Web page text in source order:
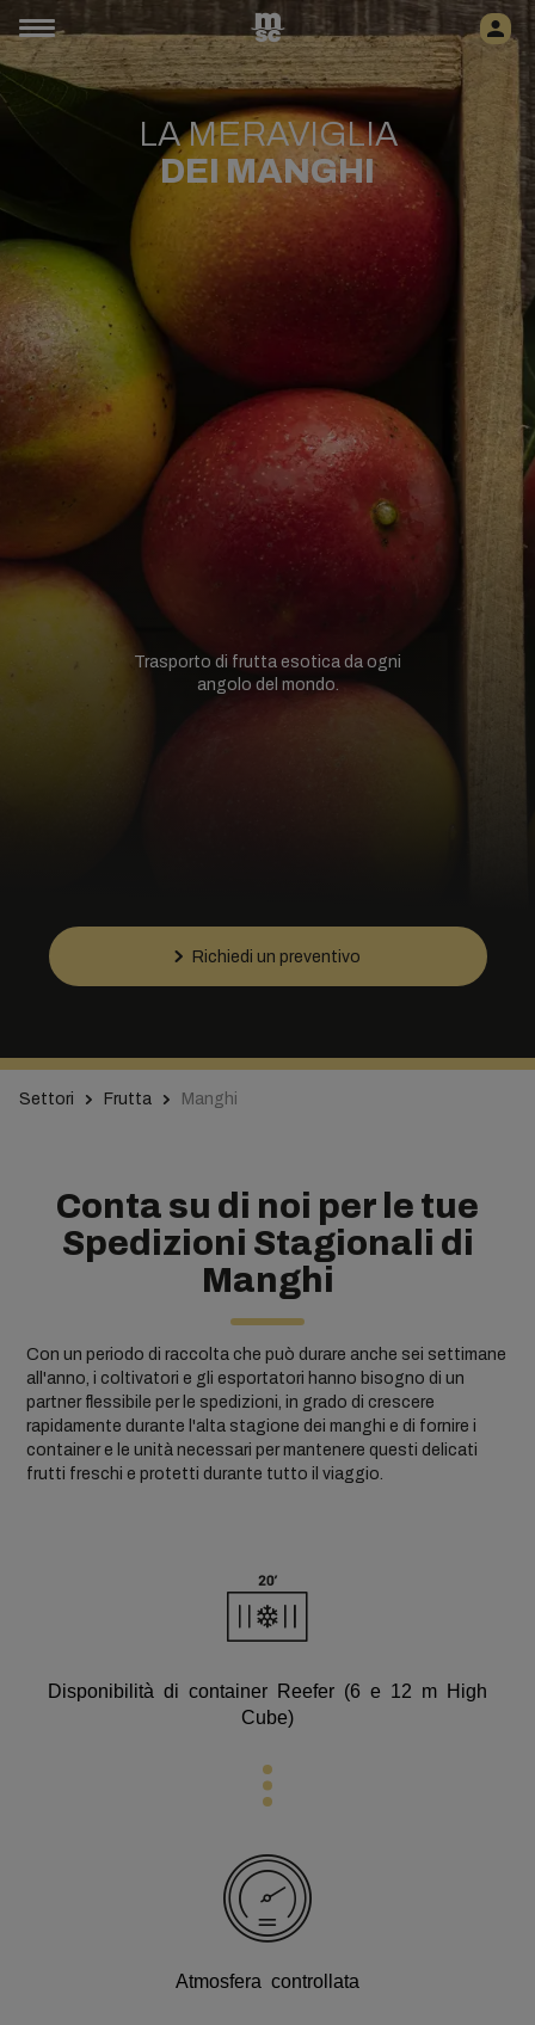
LA MERAVIGLIA
DEI MANGHI
Trasporto di frutta esotica da ogni
angolo del mondo.
Richiedi un preventivo
Settori Frutta Manghi
Conta su di noi per le tue
Spedizioni Stagionali di
Manghi
Con un periodo di raccolta che può durare anche sei settimane
all'anno, i coltivatori e gli esportatori hanno bisogno di un
partner flessibile per le spedizioni, in grado di crescere
rapidamente durante l'alta stagione dei manghi e di fornire i
container e le unità necessari per mantenere questi delicati
frutti freschi e protetti durante tutto il viaggio.
Disponibilità di container Reefer (6 e 12 m High
Cube)
Atmosfera controllata